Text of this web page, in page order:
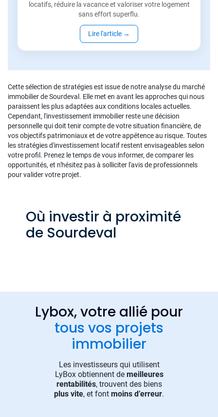
locatifs, réduire la vacance et valoriser votre logement
sans effort superflu.
Lire l'article →
Cette sélection de stratégies est issue de notre analyse du marché
immobilier de Sourdeval. Elle met en avant les approches qui nous
paraissent les plus adaptées aux conditions locales actuelles.
Cependant, l'investissement immobilier reste une décision
personnelle qui doit tenir compte de votre situation financière, de
vos objectifs patrimoniaux et de votre appétence au risque. Toutes
les stratégies d'investissement locatif restent envisageables selon
votre profil. Prenez le temps de vous informer, de comparer les
opportunités, et n'hésitez pas à solliciter l'avis de professionnels
pour valider votre projet.
Où investir à proximité
de Sourdeval
Lybox, votre allié pour
tous vos projets
immobilier
Les investisseurs qui utilisent
LyBox obtiennent de meilleures
rentabilités, trouvent des biens
plus vite, et font moins d’erreur.